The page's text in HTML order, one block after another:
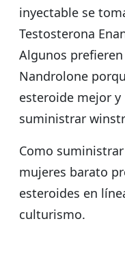
inyectable se
Testosterona
Algunos
Nandrolone
esteroide mejor
suministrar
Como
mujeres barato
esteroides en
culturismo.